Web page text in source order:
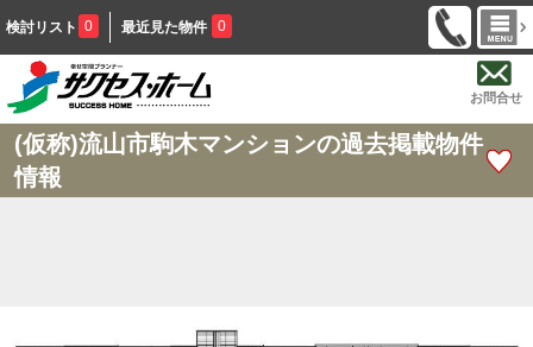
検討リスト 0 最近見た物件 0
お問合せ
(仮称)流山市駒木マンションの過去掲載物件
情報